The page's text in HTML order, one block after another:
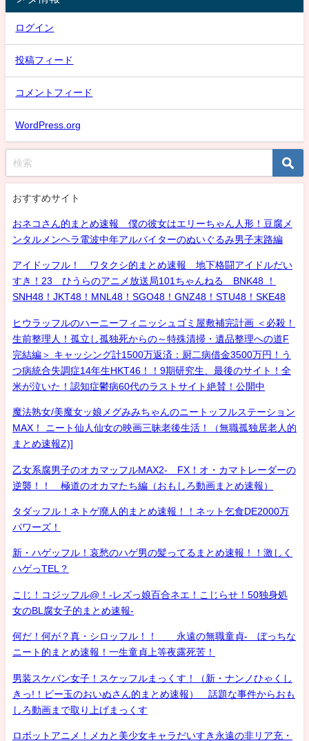
ログイン
投稿フィード
コメントフィード
WordPress.org
おすすめサイト
おネコさん的まとめ速報 僕の彼女はエリーちゃん人形！豆腐メ
ンタルメンヘラ電波中年アルバイターのぬいぐるみ男子末路編
アイドッフル！ ワタクシ的まとめ速報 地下格闘アイドルだい
すき！23 ひうらのアニメ放送局101ちゃんねる BNK48 ！
SNH48！JKT48！MNL48！SGO48！GNZ48！STU48！SKE48
ヒウラッフルのハーニーフィニッシュゴミ屋敷補完計画 ＜必殺！
生前整理人！孤立し孤独死からの～特殊清掃・遺品整理への道F
完結編＞ キャッシング計1500万返済：厨二病借金3500万円！う
つ病統合失調症14年生HKT46！！9期研究生、最後のサイト！全
米が泣いた！認知症鬱病60代のラストサイト絶賛！公開中
魔法熟女/美魔女ッ娘メグみみちゃんのニートッフルステーション
MAX！ ニート仙人仙女の映画三昧老後生活！（無職孤独居老人的
まとめ速報Z)]
乙女系腐男子のオカマッフルMAX2- FX！オ・カマトレーダーの
逆襲！！ 極道のオカマたち編（おもしろ動画まとめ速報）
タダッフル！ネトゲ廃人的まとめ速報！！ネット乞食DE2000万
パワーズ！
新・ハゲッフル！哀愁のハゲ男の髪ってるまとめ速報！！激しく
ハゲっTEL？
こじ！コジッフル@！-レズっ娘百合ネエ！こじらせ！50独身処
女のBL腐女子的まとめ速報-
何だ！何が？真・シロッフル！！ 永遠の無職童貞- ぼっちな
ニート的まとめ速報！一生童貞上等夜露死苦！
男装スケバン女子！スケッフルまっくす！（新・ナンノひゃくし
きっ!！ビー玉のおいぬさん的まとめ速報） 話題な事件からおも
しろ動画まで取り上げまっくす
ロボットアニメ！メカと美少女キャラだいすき永遠の非リア充・